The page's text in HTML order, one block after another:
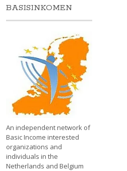
BASISINKOMEN
An independent network of
Basic Income interested
organizations and
individuals in the
Netherlands and Belgium